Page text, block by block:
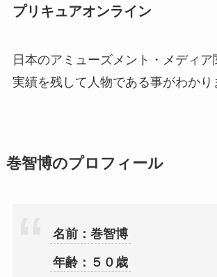
プリキュアオンライン
日本のアミューズメント・メディア
実績を残して人物である事がわかり
巻智博のプロフィール
名前：巻智博
年齢：５０歳